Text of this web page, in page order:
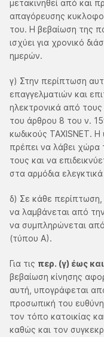
μετακινηθεί από και
απαγόρευσης
του. Η βεβαίωση της
ισχύει για χρονικό
ημερών.
γ) Στην περίπτωση
επαγγελματιών και
ηλεκτρονικά από τους
του άρθρου 8 του ν.
κωδικούς TAXISNET.
πρέπει να λάβει χώρα
τους και να
στα αρμόδια
δ) Σε κάθε
να λαμβάνεται από
να συμπληρώνεται
(τύπου Α).
Για τις περ. (γ) έως
βεβαίωση κίνησης
αυτή, υπογράφεται
προσωπική του
τον τόπο κατοικίας
καθώς και τον